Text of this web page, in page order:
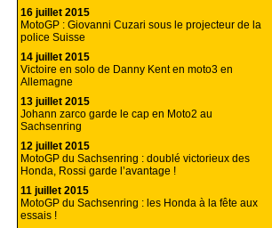
16 juillet 2015
MotoGP : Giovanni Cuzari sous le projecteur de la
police Suisse
14 juillet 2015
Victoire en solo de Danny Kent en moto3 en
Allemagne
13 juillet 2015
Johann zarco garde le cap en Moto2 au
Sachsenring
12 juillet 2015
MotoGP du Sachsenring : doublé victorieux des
Honda, Rossi garde l’avantage !
11 juillet 2015
MotoGP du Sachsenring : les Honda à la fête aux
essais !